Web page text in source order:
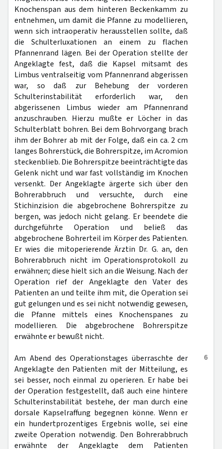
Knochenspan aus dem hinteren Beckenkamm zu
entnehmen, um damit die Pfanne zu modellieren,
wenn sich intraoperativ herausstellen sollte, daß
die Schulterluxationen an einem zu flachen
Pfannenrand lägen. Bei der Operation stellte der
Angeklagte fest, daß die Kapsel mitsamt des
Limbus ventralseitig vom Pfannenrand abgerissen
war, so daß zur Behebung der vorderen
Schulterinstabilität erforderlich war, den
abgerissenen Limbus wieder am Pfannenrand
anzuschrauben. Hierzu mußte er Löcher in das
Schulterblatt bohren. Bei dem Bohrvorgang brach
ihm der Bohrer ab mit der Folge, daß ein ca. 2 cm
langes Bohrerstück, die Bohrerspitze, im Acromion
steckenblieb. Die Bohrerspitze beeinträchtigte das
Gelenk nicht und war fast vollständig im Knochen
versenkt. Der Angeklagte ärgerte sich über den
Bohrerabbruch und versuchte, durch eine
Stichinzision die abgebrochene Bohrerspitze zu
bergen, was jedoch nicht gelang. Er beendete die
durchgeführte Operation und beließ das
abgebrochene Bohrerteil im Körper des Patienten.
Er wies die mitoperierende Ärztin Dr. G. an, den
Bohrerabbruch nicht im Operationsprotokoll zu
erwähnen; diese hielt sich an die Weisung. Nach der
Operation rief der Angeklagte den Vater des
Patienten an und teilte ihm mit, die Operation sei
gut gelungen und es sei nicht notwendig gewesen,
die Pfanne mittels eines Knochenspanes zu
modellieren. Die abgebrochene Bohrerspitze
erwähnte er bewußt nicht.
6
Am Abend des Operationstages überraschte der
Angeklagte den Patienten mit der Mitteilung, es
sei besser, noch einmal zu operieren. Er habe bei
der Operation festgestellt, daß auch eine hintere
Schulterinstabilität bestehe, der man durch eine
dorsale Kapselraffung begegnen könne. Wenn er
ein hundertprozentiges Ergebnis wolle, sei eine
zweite Operation notwendig. Den Bohrerabbruch
erwähnte der Angeklagte dem Patienten